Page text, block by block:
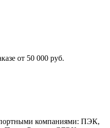
от 50 000 руб.
компаниями: ПЭК,